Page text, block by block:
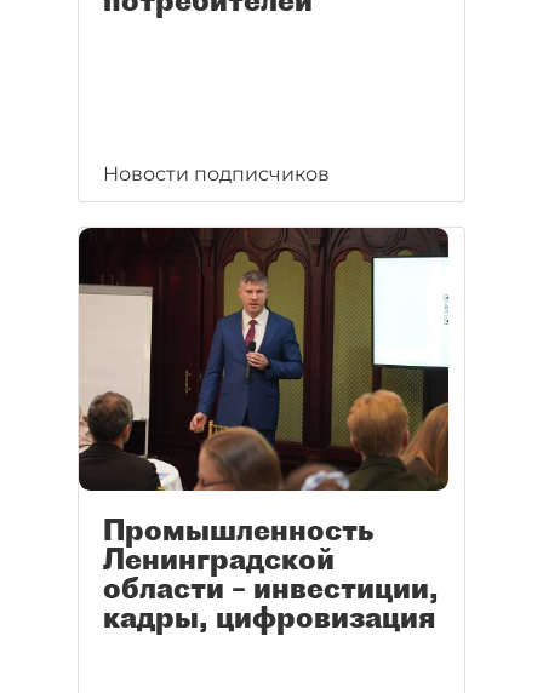
Новости подписчиков
Промышленность
Ленинградской
области – инвестиции,
кадры, цифровизация